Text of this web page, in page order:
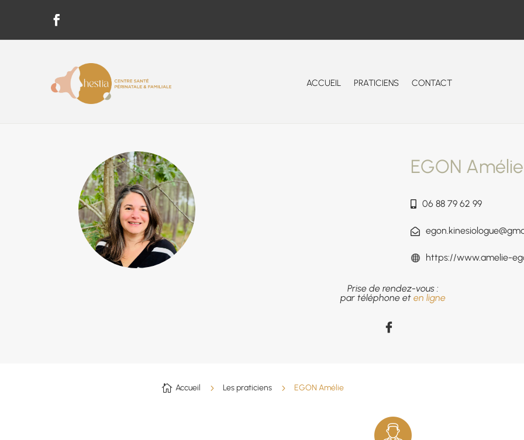
ACCUEIL PRATICIENS CONTACT
EGON Amélie
06 88 79 62 99
https://www.amelie-
Prise de rendez-vous :
par téléphone et en ligne
 Accueil 5 Les praticiens 5 EGON Amélie